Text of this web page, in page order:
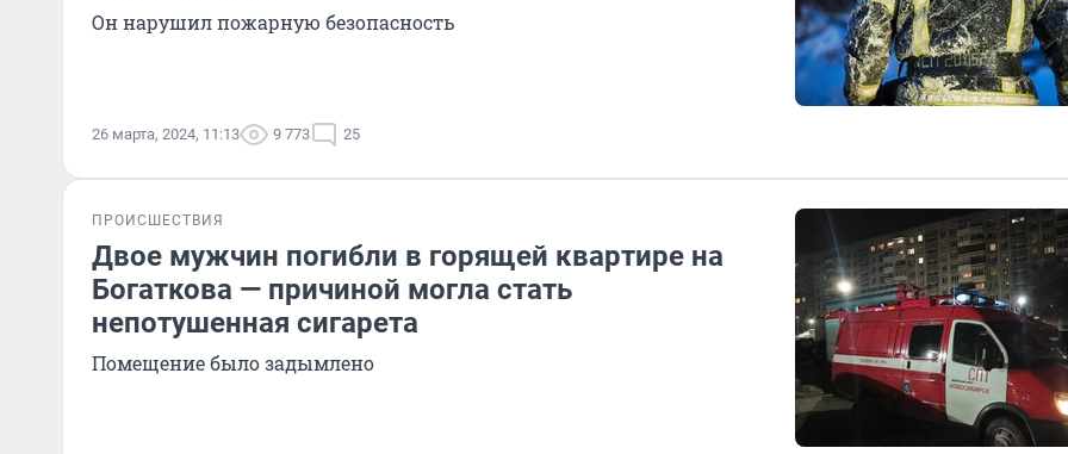
Он нарушил пожарную безопасность
26 марта, 2024, 11:13 9 773 25
ПРОИСШЕСТВИЯ
Двое мужчин погибли в горящей квартире на
Богаткова — причиной могла стать
непотушенная сигарета
Помещение было задымлено